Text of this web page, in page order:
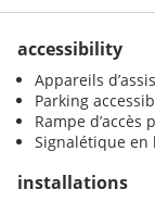
accessibility
Appareils
Parking
Rampe
Signalétique
installations